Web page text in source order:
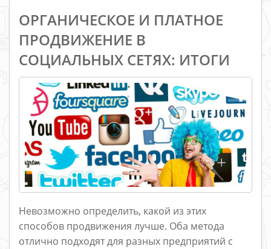
ОРГАНИЧЕСКОЕ И ПЛАТНОЕ
ПРОДВИЖЕНИЕ В
СОЦИАЛЬНЫХ СЕТЯХ: ИТОГИ
Невозможно определить, какой из этих
способов продвижения лучше. Оба метода
отлично подходят для разных предприятий с